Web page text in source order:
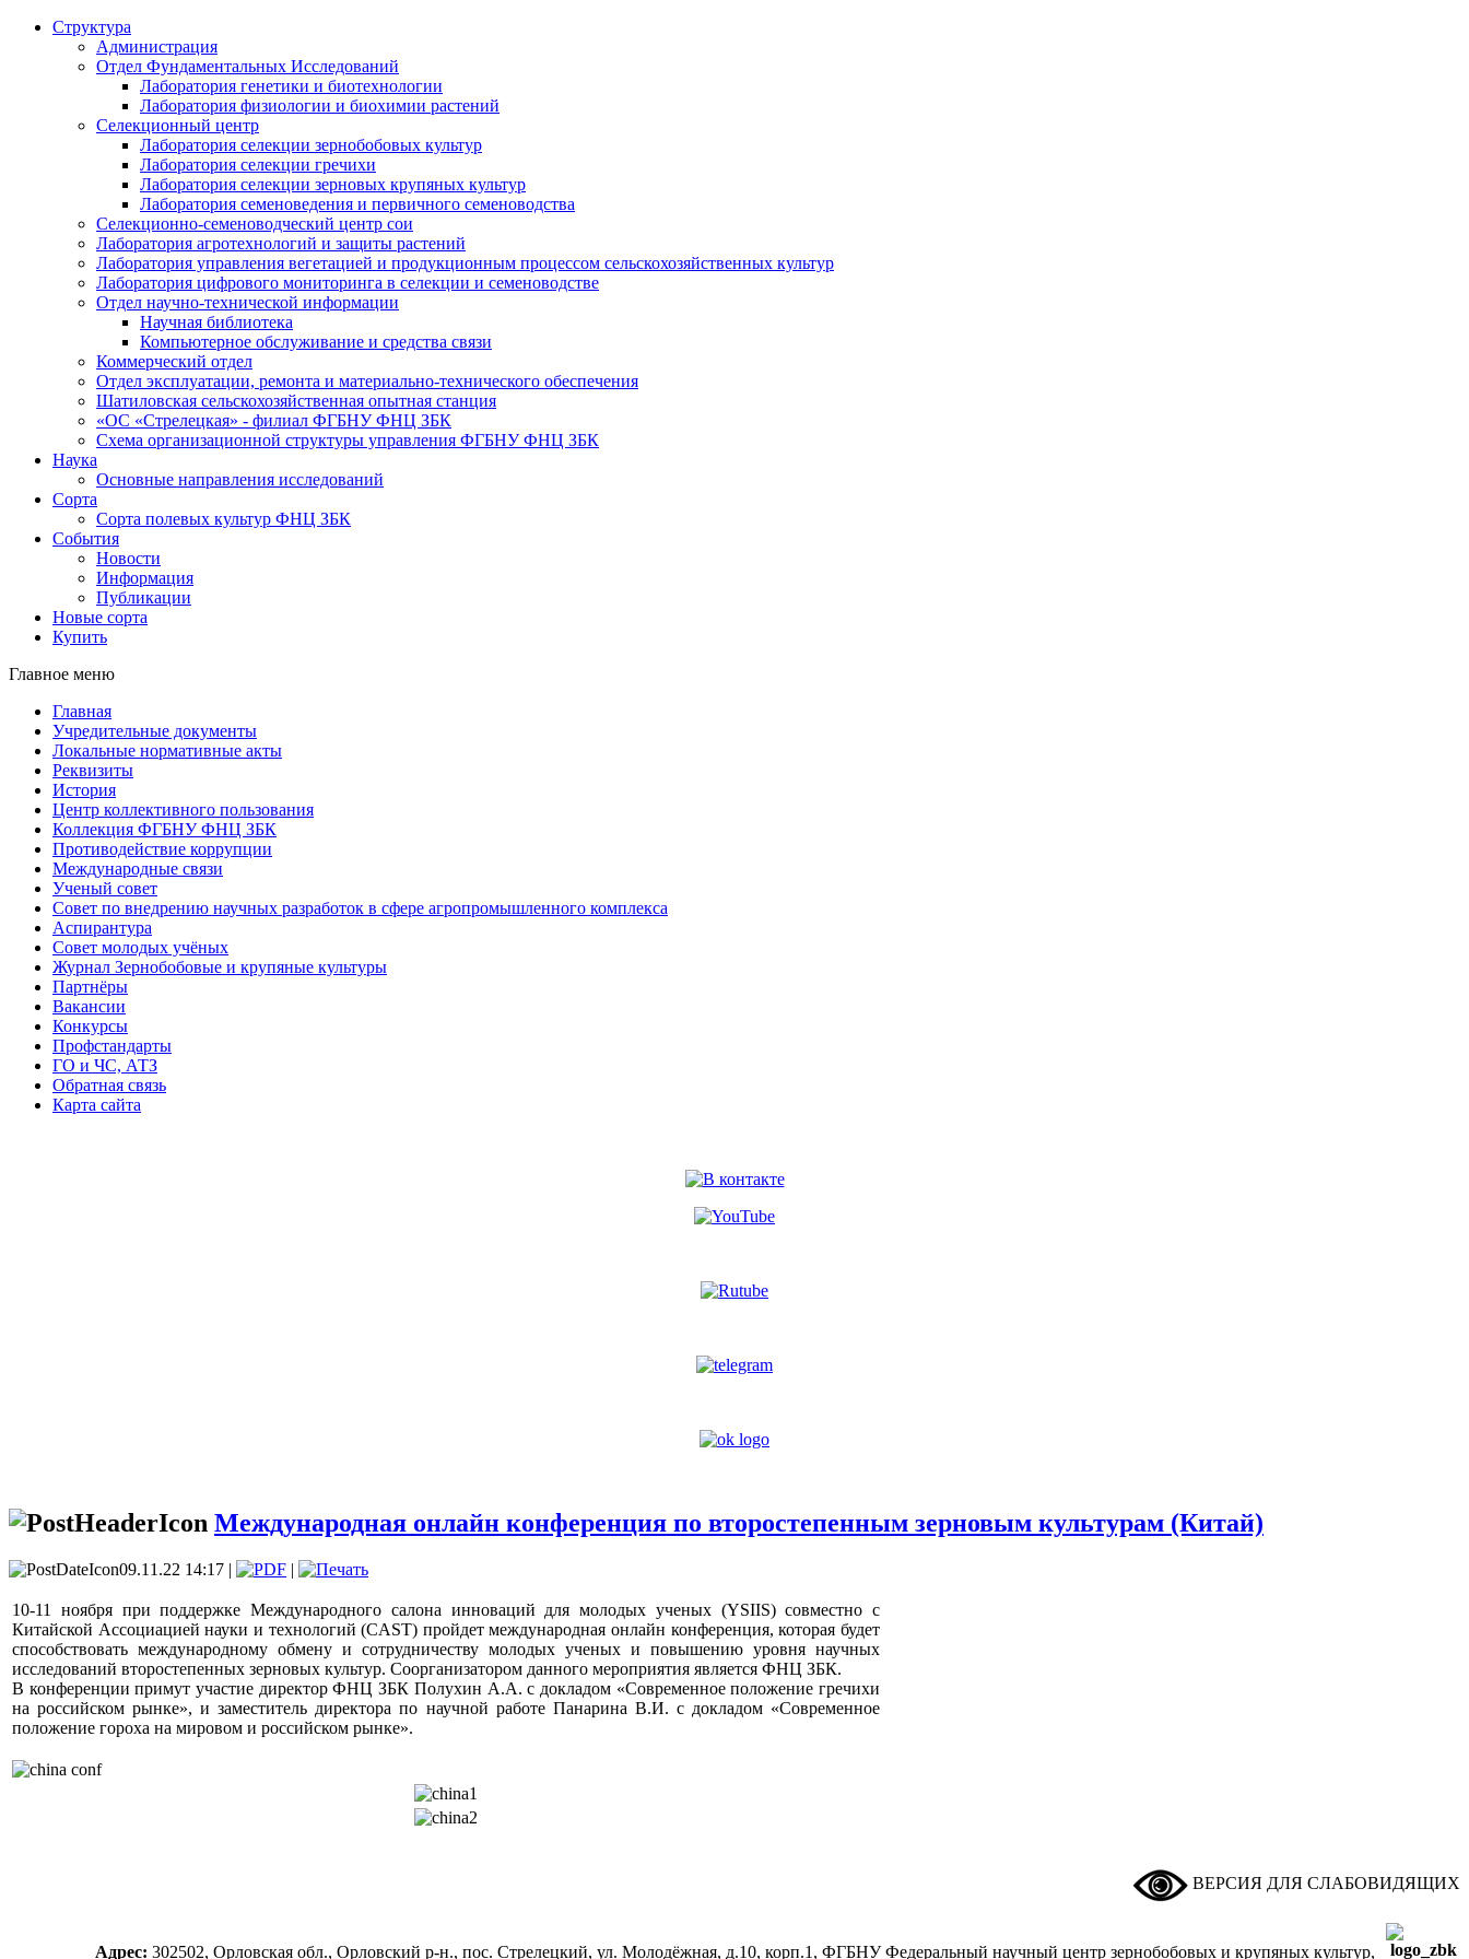
Структура
Администрация
Отдел Фундаментальных Исследований
Лаборатория генетики и биотехнологии
Лаборатория физиологии и биохимии растений
Селекционный центр
Лаборатория селекции зернобобовых культур
Лаборатория селекции гречихи
Лаборатория селекции зерновых крупяных культур
Лаборатория семеноведения и первичного семеноводства
Селекционно-семеноводческий центр сои
Лаборатория агротехнологий и защиты растений
Лаборатория управления вегетацией и продукционным процессом сельскохозяйственных культур
Лаборатория цифрового мониторинга в селекции и семеноводстве
Отдел научно-технической информации
Научная библиотека
Компьютерное обслуживание и средства связи
Коммерческий отдел
Отдел эксплуатации, ремонта и материально-технического обеспечения
Шатиловская сельскохозяйственная опытная станция
«ОС «Стрелецкая» - филиал ФГБНУ ФНЦ ЗБК
Схема организационной структуры управления ФГБНУ ФНЦ ЗБК
Наука
Основные направления исследований
Сорта
Сорта полевых культур ФНЦ ЗБК
События
Новости
Информация
Публикации
Новые сорта
Купить
Главное меню
Главная
Учредительные документы
Локальные нормативные акты
Реквизиты
История
Центр коллективного пользования
Коллекция ФГБНУ ФНЦ ЗБК
Противодействие коррупции
Международные связи
Ученый совет
Совет по внедрению научных разработок в сфере агропромышленного комплекса
Аспирантура
Совет молодых учёных
Журнал Зернобобовые и крупяные культуры
Партнёры
Вакансии
Конкурсы
Профстандарты
ГО и ЧС, АТЗ
Обратная связь
Карта сайта
Международная онлайн конференция по второстепенным зерновым культурам (Китай)
09.11.22 14:17 | |
10-11 ноября при поддержке Международного салона инноваций для молодых ученых (YSIIS) совместно с
Китайской Ассоциацией науки и технологий (CAST) пройдет международная онлайн конференция, которая будет
способствовать международному обмену и сотрудничеству молодых ученых и повышению уровня научных
исследований второстепенных зерновых культур. Соорганизатором данного мероприятия является ФНЦ ЗБК.
В конференции примут участие директор ФНЦ ЗБК Полухин А.А. с докладом «Современное положение гречихи
на российском рынке», и заместитель директора по научной работе Панарина В.И. с докладом «Современное
положение гороха на мировом и российском рынке».
ВЕРСИЯ ДЛЯ СЛАБОВИДЯЩИХ
Адрес: 302502, Орловская обл., Орловский р-н., пос. Стрелецкий, ул. Молодёжная, д.10, корп.1, ФГБНУ Федеральный научный центр зернобобовых и крупяных культур,